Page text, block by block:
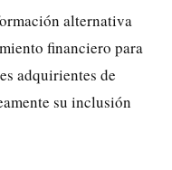
alternativa
financiero para
adquirientes de
su inclusión